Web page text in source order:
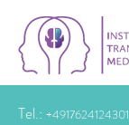
Tel.: +4917624124301